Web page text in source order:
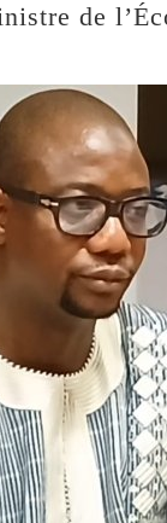
de